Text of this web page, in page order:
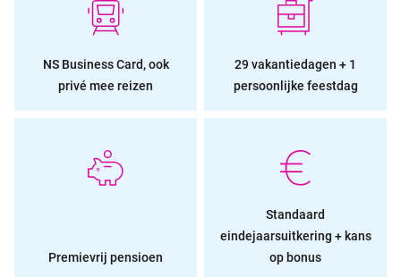
NS Business Card, ook
privé mee reizen
29 vakantiedagen + 1
persoonlijke feestdag
Premievrij pensioen
Standaard
eindejaarsuitkering + kans
op bonus